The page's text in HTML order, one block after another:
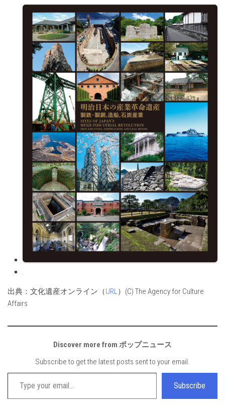
出典：文化遺産オンライン（URL）(C) The Agency for Culture
Affairs
Discover more from ポップニュース
Subscribe to get the latest posts sent to your email.
Type your email…
Subscribe